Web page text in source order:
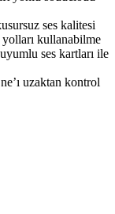
ses kalitesi
kullanabilme
ses kartları ile
uzaktan kontrol